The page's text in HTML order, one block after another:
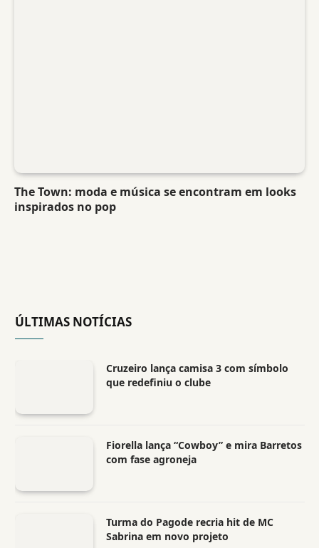
The Town: moda e música se encontram em looks
inspirados no pop
ÚLTIMAS NOTÍCIAS
Cruzeiro lança camisa 3 com símbolo
que redefiniu o clube
Fiorella lança “Cowboy” e mira Barretos
com fase agroneja
Turma do Pagode recria hit de MC
Sabrina em novo projeto